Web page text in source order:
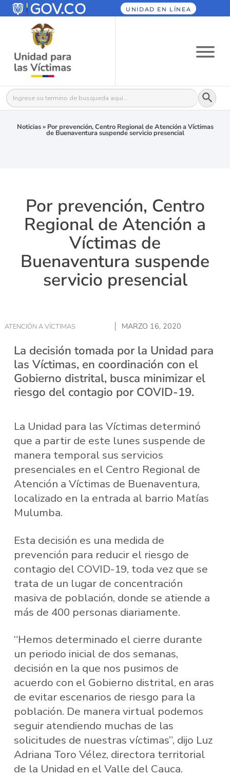
UNIDAD EN LÍNEA
Buscar: Botón
Noticias» Por prevención, Centro Regional de Atención a Víctimas
de Buenaventura suspende servicio presencial
Por prevención, Centro
Regional de Atención a
Víctimas de
Buenaventura suspende
servicio presencial
ATENCIÓN A VÍCTIMAS MARZO 16, 2020
La decisión tomada por la Unidad para
las Víctimas, en coordinación con el
Gobierno distrital, busca minimizar el
riesgo del contagio por COVID-19.
La Unidad para las Víctimas determinó
que a partir de este lunes suspende de
manera temporal sus servicios
presenciales en el Centro Regional de
Atención a Víctimas de Buenaventura,
localizado en la entrada al barrio Matías
Mulumba.
Esta decisión es una medida de
prevención para reducir el riesgo de
contagio del COVID-19, toda vez que se
trata de un lugar de concentración
masiva de población, donde se atiende a
más de 400 personas diariamente.
“Hemos determinado el cierre durante
un periodo inicial de dos semanas,
decisión en la que nos pusimos de
acuerdo con el Gobierno distrital, en aras
de evitar escenarios de riesgo para la
población. De manera virtual podemos
seguir atendiendo muchas de las
solicitudes de nuestras víctimas”, dijo Luz
Adriana Toro Vélez, directora territorial
de la Unidad en el Valle del Cauca.